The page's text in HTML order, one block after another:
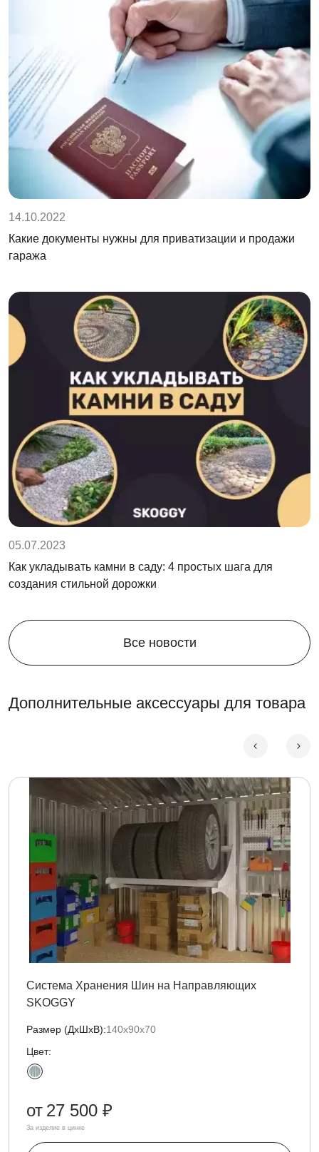
14.10.2022
Какие документы нужны для приватизации и продажи
гаража
05.07.2023
Как укладывать камни в саду: 4 простых шага для
создания стильной дорожки
Все новости
Дополнительные аксессуары для товара
Система Хранения Шин на Направляющих
SKOGGY
Размер (ДxШxВ):140х90х70
Цвет:
от 27 500 ₽
За изделие в цинке